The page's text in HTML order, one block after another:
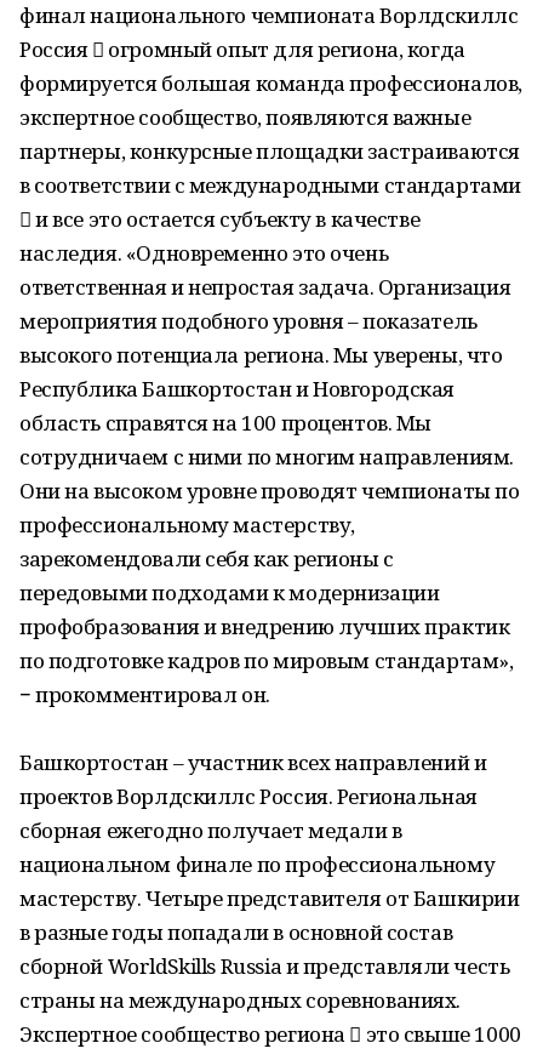
финал национального чемпионата Ворлдскиллс
Россия  огромный опыт для региона, когда
формируется большая команда профессионалов,
экспертное сообщество, появляются важные
партнеры, конкурсные площадки застраиваются
в соответствии с международными стандартами
 и все это остается субъекту в качестве
наследия. «Одновременно это очень
ответственная и непростая задача. Организация
мероприятия подобного уровня – показатель
высокого потенциала региона. Мы уверены, что
Республика Башкортостан и Новгородская
область справятся на 100 процентов. Мы
сотрудничаем с ними по многим направлениям.
Они на высоком уровне проводят чемпионаты по
профессиональному мастерству,
зарекомендовали себя как регионы с
передовыми подходами к модернизации
профобразования и внедрению лучших практик
по подготовке кадров по мировым стандартам»,
− прокомментировал он.
Башкортостан – участник всех направлений и
проектов Ворлдскиллс Россия. Региональная
сборная ежегодно получает медали в
национальном финале по профессиональному
мастерству. Четыре представителя от Башкирии
в разные годы попадали в основной состав
сборной WorldSkills Russia и представляли честь
страны на международных соревнованиях.
Экспертное сообщество региона  это свыше 1000